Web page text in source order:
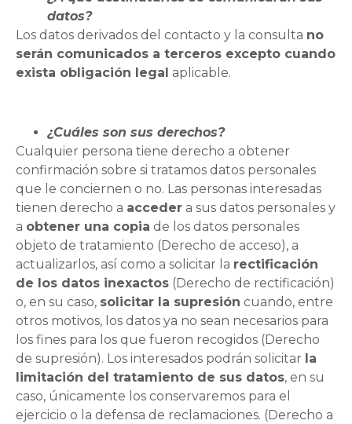
datos?
Los datos derivados del contacto y la consulta no
serán comunicados a terceros excepto cuando
exista obligación legal aplicable.
¿Cuáles son sus derechos?
Cualquier persona tiene derecho a obtener
confirmación sobre si tratamos datos personales
que le conciernen o no. Las personas interesadas
tienen derecho a acceder a sus datos personales y
a obtener una copia de los datos personales
objeto de tratamiento (Derecho de acceso), a
actualizarlos, así como a solicitar la rectificación
de los datos inexactos (Derecho de rectificación)
o, en su caso, solicitar la supresión cuando, entre
otros motivos, los datos ya no sean necesarios para
los fines para los que fueron recogidos (Derecho
de supresión). Los interesados podrán solicitar la
limitación del tratamiento de sus datos, en su
caso, únicamente los conservaremos para el
ejercicio o la defensa de reclamaciones. (Derecho a